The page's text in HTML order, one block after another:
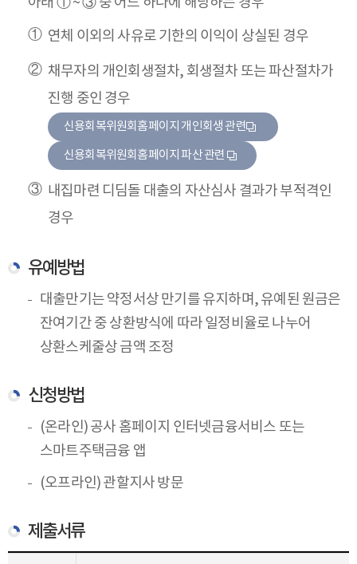
연체 이외의 사유로 기한의 이익이 상실된 경우
채무자의 개인회생절차, 회생절차 또는 파산절차가
진행 중인 경우
신용회복위원회홈페이지 개인회생 관련
신용회복위원회홈페이지 파산 관련
내집마련 디딤돌 대출의 자산심사 결과가 부적격인
경우
유예방법
대출만기는 약정서상 만기를 유지하며, 유예된 원금은
잔여기간 중 상환방식에 따라 일정비율로 나누어
상환스케줄상 금액 조정
신청방법
(온라인) 공사 홈페이지 인터넷금융서비스 또는
스마트주택금융 앱
(오프라인) 관할지사 방문
제출서류